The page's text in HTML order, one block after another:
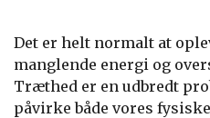
Det er helt normalt at
manglende energi og
Træthed er en udbredt
påvirke både vores